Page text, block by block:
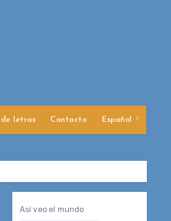
de letras Contacto Español
Así veo el mundo